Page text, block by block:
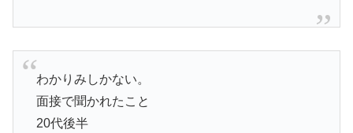
わかりみしかない。
面接で聞かれたこと
20代後半